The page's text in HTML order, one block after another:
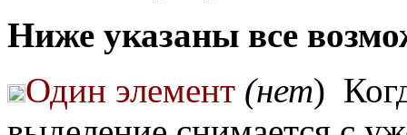
Ниже указаны все
Один элемент (нет)